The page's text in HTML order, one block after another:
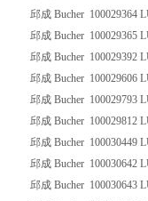
邱成 Bucher 100029364
邱成 Bucher 100029365
邱成 Bucher 100029392
邱成 Bucher 100029606
邱成 Bucher 100029793
邱成 Bucher 100029812
邱成 Bucher 100030449
邱成 Bucher 100030642
邱成 Bucher 100030643